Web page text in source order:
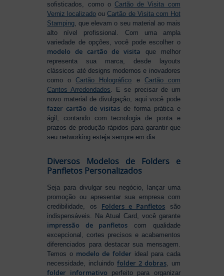
sofisticados, como o Cartão de Visita com
Verniz localizado ouCartão de Visita com Hot
Stamping, que elevam o seu material ao mais
alto nível profissional. Com uma ampla
variedade de opções, você pode escolher o
modelo de cartão de visita que melhor
representa sua marca, desde layouts
clássicos até designs modernos e inovadores
como oCartão Holográfico e Cartão com
Cantos Arredondados. E se precisar de um
novo material de divulgação, aqui você pode
fazer cartão de visitas de forma prática e
ágil, contando com tecnologia de ponta e
prazos de produção rápidos para garantir que
seu networking esteja sempre em dia.
Diversos Modelos de Folders e
Panfletos Personalizados
Seja para divulgar seu negócio, lançar uma
promoção ou apresentar sua empresa com
credibilidade, os Folders e Panfletos são
indispensáveis. Na Atual Card, você garante
impressão de panfletos com qualidade
excepcional, cortes precisos e acabamentos
diferenciados para destacar sua mensagem.
Temos o modelo de folder ideal para cada
necessidade, incluindofolder 2 dobras, um
folder informativo perfeito para organizar